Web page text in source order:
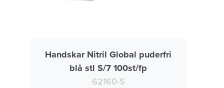
Handskar Nitril Global puderfri
blå stl S/7 100st/fp
62160-S